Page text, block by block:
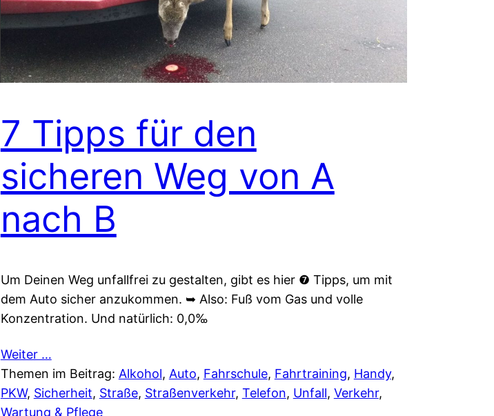
7 Tipps für den
sicheren Weg von A
nach B
Um Deinen Weg unfallfrei zu gestalten, gibt es hier ❼ Tipps, um mit
dem Auto sicher anzukommen. ➥ Also: Fuß vom Gas und volle
Konzentration. Und natürlich: 0,0‰
Weiter …
Themen im Beitrag: Alkohol, Auto, Fahrschule, Fahrtraining, Handy
PKW, Sicherheit, Straße, Straßenverkehr, Telefon, Unfall, Verkehr
Wartung & Pflege